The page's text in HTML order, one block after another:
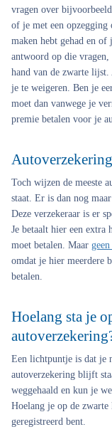
vragen over
of je met een opzegging
maken hebt gehad en
antwoord op die vragen,
hand van de zwarte
je te weigeren. Ben je
moet dan vanwege je
premie betalen voor je
Toch wijzen de meeste
staat. Er is dan nog
Deze verzekeraar is er
Je betaalt hier een extra
moet betalen. Maar
omdat je hier meerdere
betalen.
Hoelang sta je
Een lichtpuntje is dat je
autoverzekering blijft
weggehaald en kun je
Hoelang je op de
geregistreerd bent.